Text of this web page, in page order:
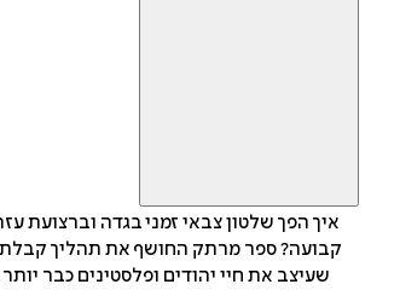
איך הפך שלטון צבאי זמני בגדה וברצועת
קבועה? ספר מרתק החושף את תהליך
שעיצב את חיי יהודים ופלסטינים כבר